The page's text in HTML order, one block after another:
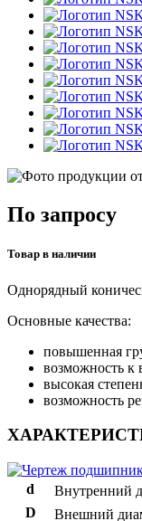
По запросу
Товар в наличии
Однорядный
Основные качества:
повышенная
возможность к
высокая
возможность
d Внутренний
D
Внешний